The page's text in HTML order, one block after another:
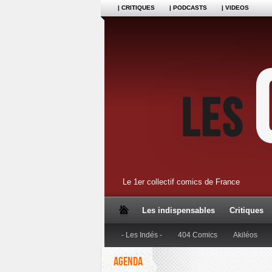
| CRITIQUES | PODCASTS | VIDEOS
Le 1er collectif comics de France
Les indispensables Critiques
- Les Indés - 404 Comics Akiléos
AGENDA